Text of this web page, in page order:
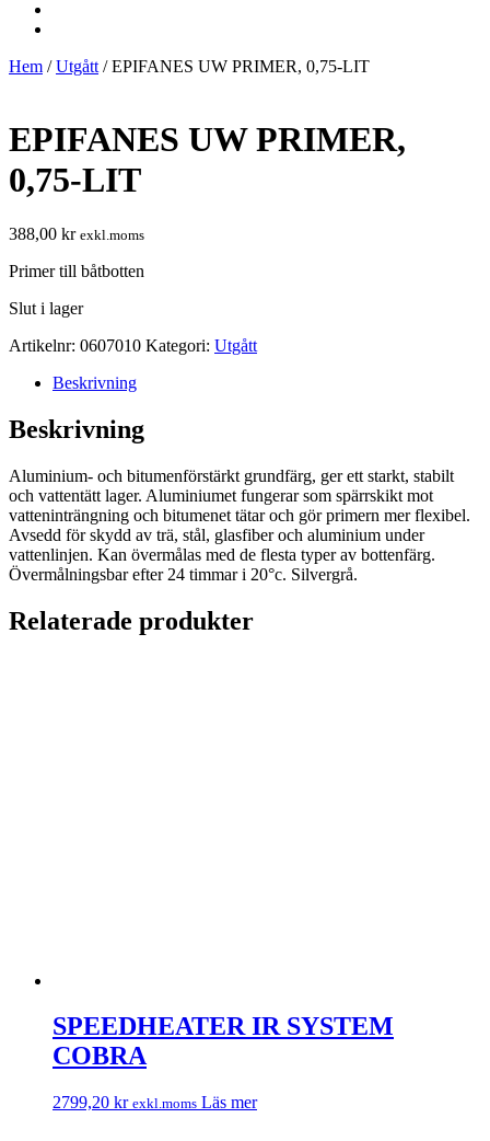
Hem /Utgått / EPIFANES UW PRIMER, 0,75-LIT
EPIFANES UW PRIMER,
0,75-LIT
388,00 kr exkl.moms
Primer till båtbotten
Slut i lager
Artikelnr: 0607010 Kategori: Utgått
Beskrivning
Beskrivning
Aluminium- och bitumenförstärkt grundfärg, ger ett starkt, stabilt
och vattentätt lager. Aluminiumet fungerar som spärrskikt mot
vatteninträngning och bitumenet tätar och gör primern mer flexibel.
Avsedd för skydd av trä, stål, glasfiber och aluminium under
vattenlinjen. Kan övermålas med de flesta typer av bottenfärg.
Övermålningsbar efter 24 timmar i 20°c. Silvergrå.
Relaterade produkter
SPEEDHEATER IR SYSTEM
COBRA
2799,20 kr exkl.moms Läs mer